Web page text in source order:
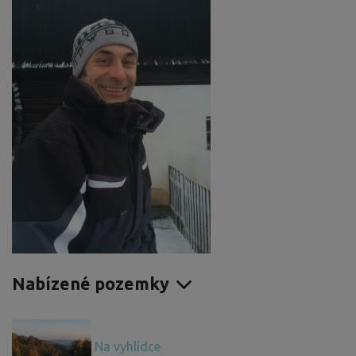
Nabízené pozemky
Na vyhlídce